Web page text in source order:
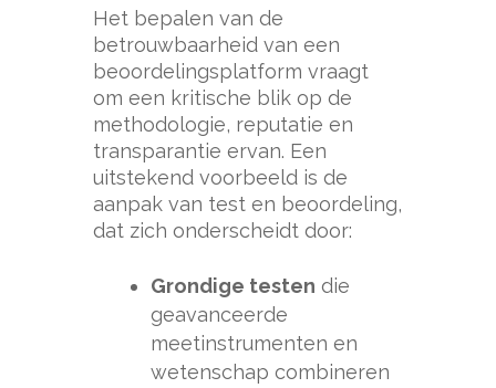
Het bepalen van de
betrouwbaarheid van een
beoordelingsplatform vraagt
om een kritische blik op de
methodologie, reputatie en
transparantie ervan. Een
uitstekend voorbeeld is de
aanpak van test en beoordeling,
dat zich onderscheidt door:
Grondige testen die
geavanceerde
meetinstrumenten en
wetenschap combineren